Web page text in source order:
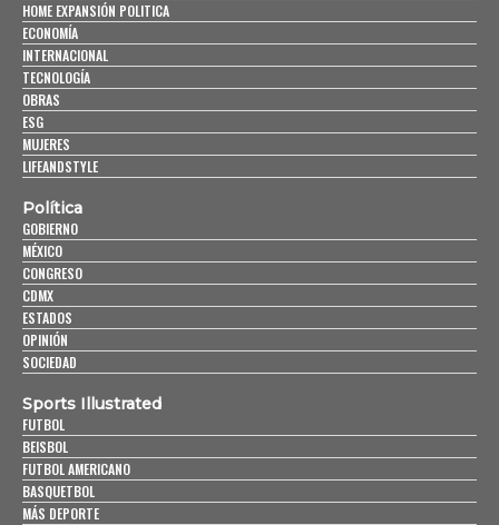
HOME EXPANSIÓN POLITICA
ECONOMÍA
INTERNACIONAL
TECNOLOGÍA
OBRAS
ESG
MUJERES
LIFEANDSTYLE
Política
GOBIERNO
MÉXICO
CONGRESO
CDMX
ESTADOS
OPINIÓN
SOCIEDAD
Sports Illustrated
FUTBOL
BEISBOL
FUTBOL AMERICANO
BASQUETBOL
MÁS DEPORTE